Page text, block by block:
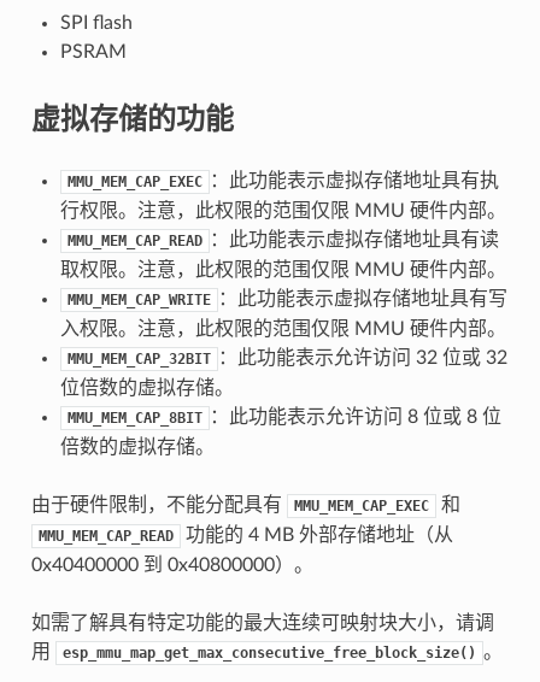
SPI flash
PSRAM
虚拟存储的功能
MMU_MEM_CAP_EXEC
：此功能表示虚拟存储地址具有执
行权限。注意，此权限的范围仅限 MMU 硬件内部。
MMU_MEM_CAP_READ
：此功能表示虚拟存储地址具有读
取权限。注意，此权限的范围仅限 MMU 硬件内部。
MMU_MEM_CAP_WRITE
：此功能表示虚拟存储地址具有写
入权限。注意，此权限的范围仅限 MMU 硬件内部。
MMU_MEM_CAP_32BIT
：此功能表示允许访问 32 位或 32
位倍数的虚拟存储。
MMU_MEM_CAP_8BIT
：此功能表示允许访问 8 位或 8 位
倍数的虚拟存储。
由于硬件限制，不能分配具有 MMU_MEM_CAP_EXEC 和
MMU_MEM_CAP_READ
功能的 4 MB 外部存储地址（从
0x40400000 到 0x40800000）。
如需了解具有特定功能的最大连续可映射块大小，请调
用
esp_mmu_map_get_max_consecutive_free_block_size() 。